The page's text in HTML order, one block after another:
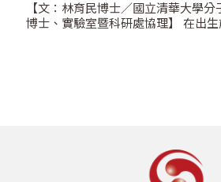
【文：林育民博士／國立清華大學
博士、實驗室暨科研處協理】 在出生前後，新生兒腦部若